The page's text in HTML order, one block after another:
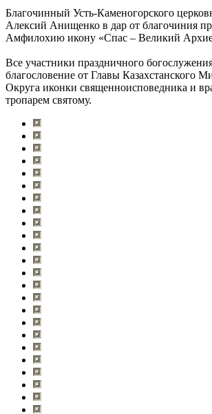
Благочинный Усть-Каменогорского
Алексий Анищенко в дар от благочиния
Амфилохию икону «Спас – Великий
Все участники праздничного
благословение от Главы Казахстанского
Округа иконки священноисповедника и
тропарем святому.